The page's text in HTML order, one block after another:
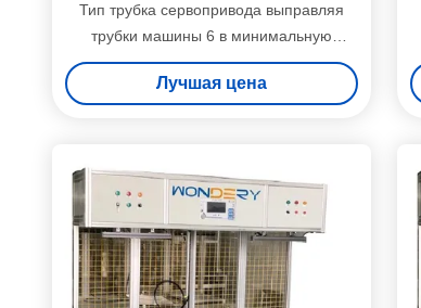
Тип трубка сервопривода выправляя
трубки машины 6 в минимальную
эффективность работы
Лучшая цена